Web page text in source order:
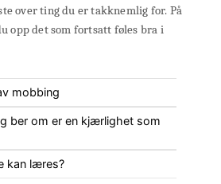
over ting du er takknemlig for. På
opp det som fortsatt føles bra i
mobbing
ber om er en kjærlighet som
kan læres?